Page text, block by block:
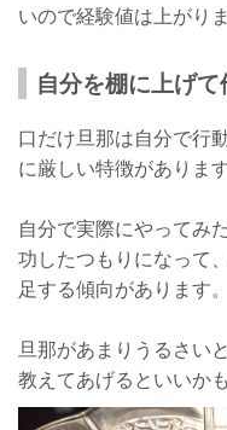
いので経験値は上がりま
自分を棚に上げ
口だけ旦那は自分で行
に厳しい特徴があります
自分で実際にやってみ
功したつもりになって
足する傾向があります。
旦那があまりうるさい
教えてあげるといいか